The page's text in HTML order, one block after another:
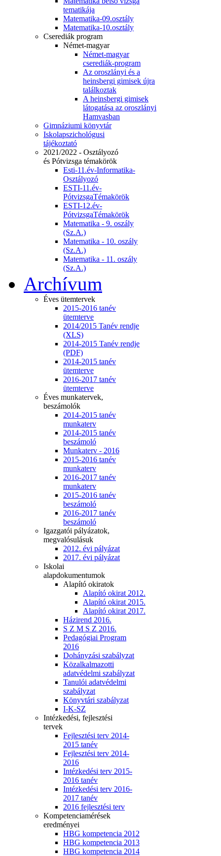
tematikája
Matematika-09.osztály
Matematika-10.osztály
Cserediák program
Német-magyar
Német-magyar
cserediák-program
Az oroszlányi és a
heinsbergi gimisek újra
találkoztak
A heinsbergi gimisek
látogatása az oroszlányi
Hamvasban
Gimnáziumi könyvtár
Iskolapszichológusi
tájékoztató
2021/2022 - Osztályozó
és Pótvizsga témakörök
Esti-11.év-Informatika-
Osztályozó
ESTI-11.év-
PótvizsgaTémakörök
ESTI-12.év-
PótvizsgaTémakörök
Matematika - 9. oszály
(Sz.A.)
Matematika - 10. oszály
(Sz.A.)
Matematika - 11. oszály
(Sz.A.)
Archívum
Éves ütemtervek
2015-2016 tanév
ütemterve
2014/2015 Tanév rendje
(XLS)
2014-2015 Tanév rendje
(PDF)
2014-2015 tanév
ütemterve
2016-2017 tanév
ütemterve
Éves munkatervek,
beszámolók
2014-2015 tanév
munkaterv
2014-2015 tanév
beszámoló
Munkaterv - 2016
2015-2016 tanév
munkaterv
2016-2017 tanév
munkaterv
2015-2016 tanév
beszámoló
2016-2017 tanév
beszámoló
Igazgatói pályázatok,
megvalósulásuk
2012. évi pályázat
2017. évi pályázat
Iskolai
alapdokumentumok
Alapító okiratok
Alapító okirat 2012.
Alapító okirat 2015.
Alapító okirat 2017.
Házirend 2016.
S Z M S Z 2016.
Pedagógiai Program
2016
Dohányzási szabályzat
Közalkalmazotti
adatvédelmi szabályzat
Tanulói adatvédelmi
szabályzat
Könyvtári szabályzat
I-K-SZ
Intézkedési, fejlesztési
tervek
Fejlesztési terv 2014-
2015 tanév
Fejlesztési terv 2014-
2016
Intézkedési terv 2015-
2016 tanév
Intézkedési terv 2016-
2017 tanév
2016 fejlesztési terv
Kompetenciamérések
eredményei
HBG kompetencia 2012
HBG kompetencia 2013
HBG kompetencia 2014